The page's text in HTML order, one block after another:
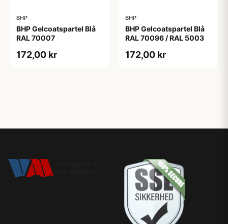
BHP
BHP Gelcoatspartel Blå
RAL 70007
172,00 kr
BHP
BHP Gelcoatspartel Blå
RAL 70096 / RAL 5003
172,00 kr